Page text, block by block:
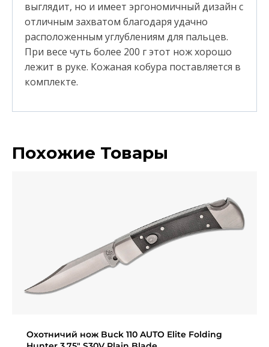
выглядит, но и имеет эргономичный дизайн с
отличным захватом благодаря удачно
расположенным углублениям для пальцев.
При весе чуть более 200 г этот нож хорошо
лежит в руке. Кожаная кобура поставляется в
комплекте.
Похожие Товары
Охотничий нож Buck 110 AUTO Elite Folding